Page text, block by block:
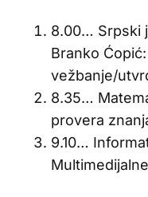
8.00… Srpski
Branko
vežbanje/
8.35…
provera
9.10…